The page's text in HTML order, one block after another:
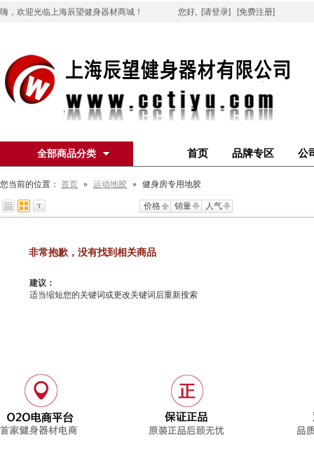
嗨，欢迎光临上海辰望健身器材商城！ 您好, [请登录] [免费注册]
全部商品分类 首页 品牌专区 公
您当前的位置： 首页 » 运动地胶 » 健身房专用地胶
价格 销量 人气
非常抱歉，没有找到相关商品
建议：
适当缩短您的关键词或更改关键词后重新搜索